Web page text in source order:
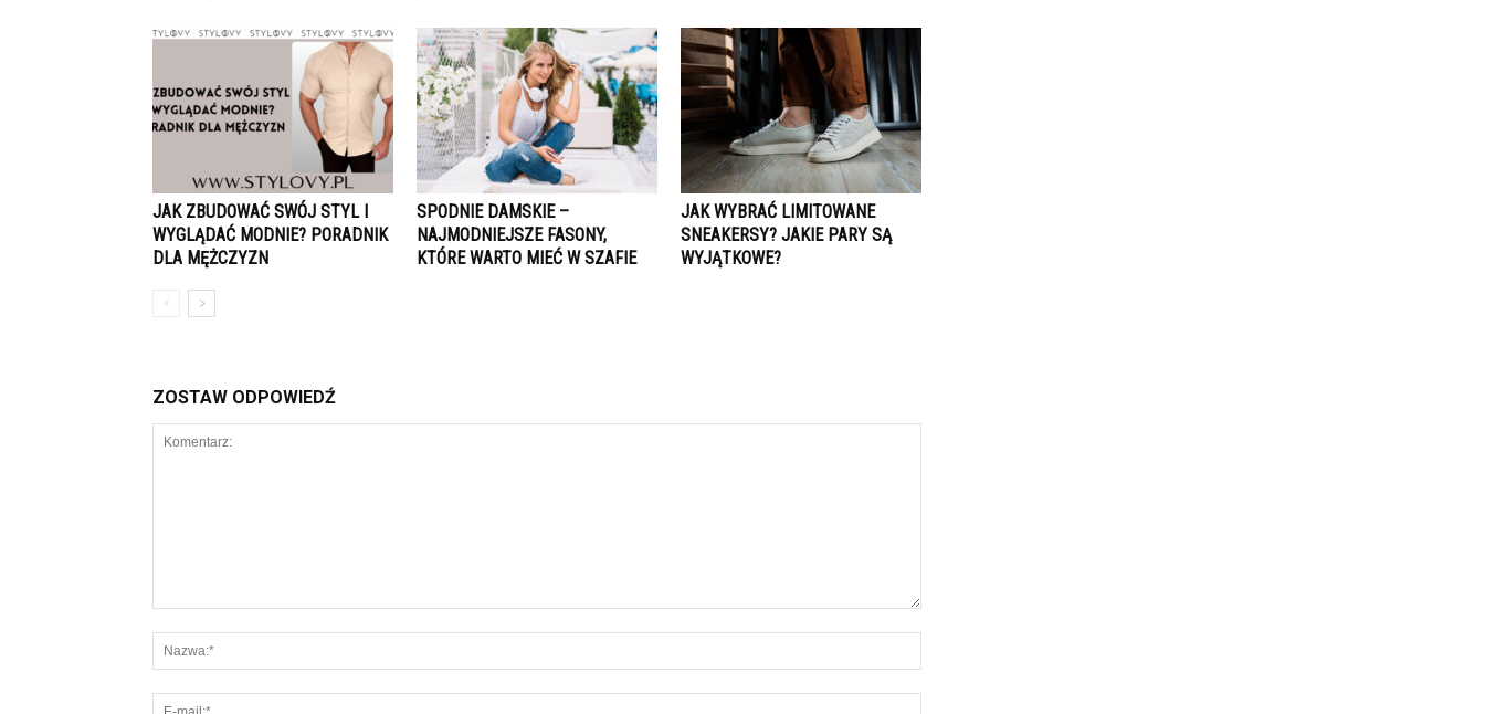
JAK ZBUDOWAĆ SWÓJ STYL I
WYGLĄDAĆ MODNIE? PORADNIK
DLA MĘŻCZYZN
SPODNIE DAMSKIE –
NAJMODNIEJSZE FASONY,
KTÓRE WARTO MIEĆ W SZAFIE
JAK WYBRAĆ LIMITOWANE
SNEAKERSY? JAKIE PARY SĄ
WYJĄTKOWE?
ZOSTAW ODPOWIEDŹ